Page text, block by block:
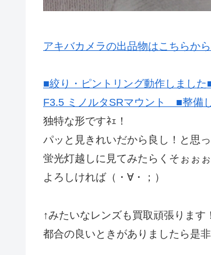
アキバカメラの出品物はこちらから
■絞り・ピントリング動作しまし
F3.5 ミノルタSRマウント ■整備
独特な形ですﾈｪ！
パッと見きれいだから良し！と思
蛍光灯越しに見てみたらくそぉぉぉ
よろしければ（・∀・；）
↑みたいなレンズも買取頑張ります！
都合の良いときがありましたら是非